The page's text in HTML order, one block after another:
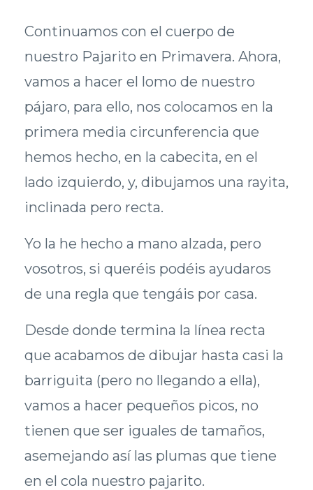
Continuamos con el cuerpo de
nuestro Pajarito en Primavera. Ahora,
vamos a hacer el lomo de nuestro
pájaro, para ello, nos colocamos en la
primera media circunferencia que
hemos hecho, en la cabecita, en el
lado izquierdo, y, dibujamos una rayita,
inclinada pero recta.
Yo la he hecho a mano alzada, pero
vosotros, si queréis podéis ayudaros
de una regla que tengáis por casa.
Desde donde termina la línea recta
que acabamos de dibujar hasta casi la
barriguita (pero no llegando a ella),
vamos a hacer pequeños picos, no
tienen que ser iguales de tamaños,
asemejando así las plumas que tiene
en el cola nuestro pajarito.